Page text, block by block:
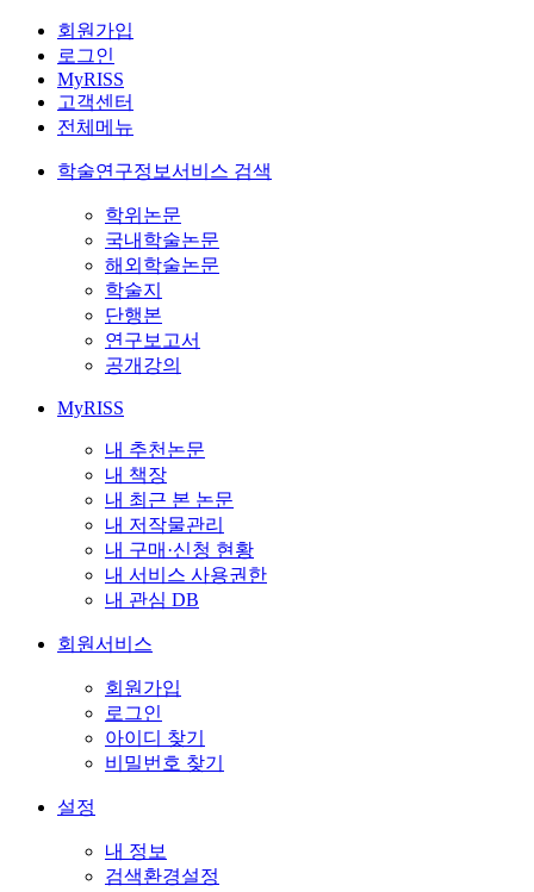
회원가입
로그인
MyRISS
고객센터
전체메뉴
학술연구정보서비스 검색
학위논문
국내학술논문
해외학술논문
학술지
단행본
연구보고서
공개강의
MyRISS
내 추천논문
내 책장
내 최근 본 논문
내 저작물관리
내 구매·신청 현황
내 서비스 사용권한
내 관심 DB
회원서비스
회원가입
로그인
아이디 찾기
비밀번호 찾기
설정
내 정보
검색환경설정